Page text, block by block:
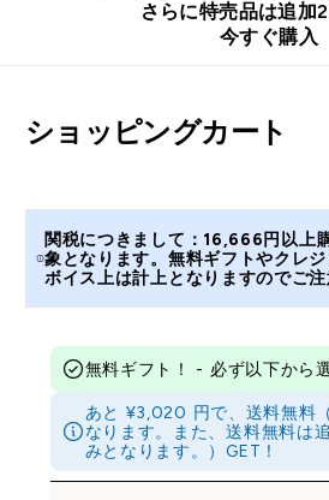
さらに特売品は追加
今すぐ購入
ショッピングカート
関税につきまして：16,666円以上
象となります。無料ギフトやクレ
ボイス上は計上となりますのでご
無料ギフト！ - 必ず以下から
あと ¥3,020 円で、送料無料
なります。また、送料無料は
みとなります。）GET！